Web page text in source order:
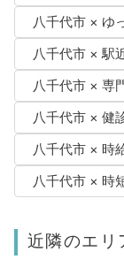
八千代市 × ゆ
八千代市 × 駅
八千代市 × 専
八千代市 × 健
八千代市 × 時
八千代市 × 時
近隣のエリ